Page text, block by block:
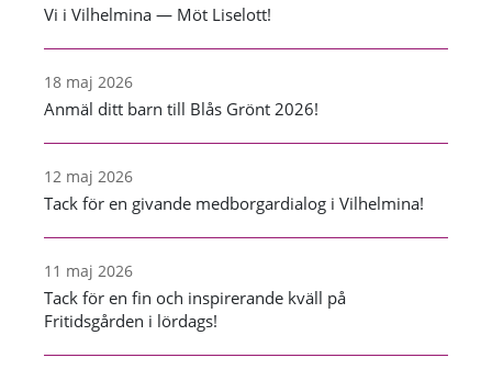
Vi i Vilhelmina — Möt Liselott!
18 maj 2026
Anmäl ditt barn till Blås Grönt 2026!
12 maj 2026
Tack för en givande medborgardialog i Vilhelmina!
11 maj 2026
Tack för en fin och inspirerande kväll på
Fritidsgården i lördags!